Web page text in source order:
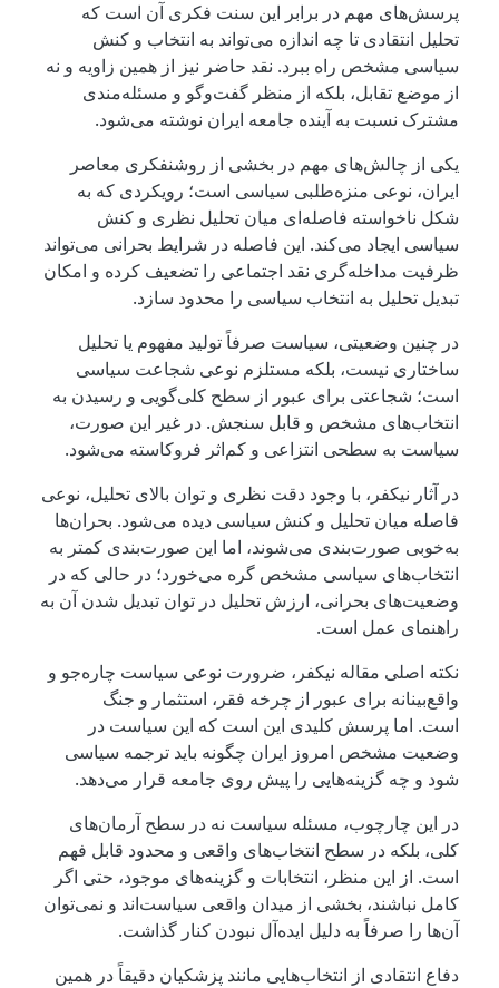
پرسش‌های مهم در برابر این سنت فکری آن است که
تحلیل انتقادی تا چه اندازه می‌تواند به انتخاب و کنش
سیاسی مشخص راه ببرد. نقد حاضر نیز از همین زاویه و نه
از موضع تقابل، بلکه از منظر گفت‌وگو و مسئله‌مندی
مشترک نسبت به آینده جامعه ایران نوشته می‌شود.
یکی از چالش‌های مهم در بخشی از روشنفکری معاصر
ایران، نوعی منزه‌طلبی سیاسی است؛ رویکردی که به
شکل ناخواسته فاصله‌ای میان تحلیل نظری و کنش
سیاسی ایجاد می‌کند. این فاصله در شرایط بحرانی می‌تواند
ظرفیت مداخله‌گری نقد اجتماعی را تضعیف کرده و امکان
تبدیل تحلیل به انتخاب سیاسی را محدود سازد.
در چنین وضعیتی، سیاست صرفاً تولید مفهوم یا تحلیل
ساختاری نیست، بلکه مستلزم نوعی شجاعت سیاسی
است؛ شجاعتی برای عبور از سطح کلی‌گویی و رسیدن به
انتخاب‌های مشخص و قابل سنجش. در غیر این صورت،
سیاست به سطحی انتزاعی و کم‌اثر فروکاسته می‌شود.
در آثار نیکفر، با وجود دقت نظری و توان بالای تحلیل، نوعی
فاصله میان تحلیل و کنش سیاسی دیده می‌شود. بحران‌ها
به‌خوبی صورت‌بندی می‌شوند، اما این صورت‌بندی کمتر به
انتخاب‌های سیاسی مشخص گره می‌خورد؛ در حالی که در
وضعیت‌های بحرانی، ارزش تحلیل در توان تبدیل شدن آن به
راهنمای عمل است.
نکته اصلی مقاله نیکفر، ضرورت نوعی سیاست چاره‌جو و
واقع‌بینانه برای عبور از چرخه فقر، استثمار و جنگ
است. اما پرسش کلیدی این است که این سیاست در
وضعیت مشخص امروز ایران چگونه باید ترجمه سیاسی
شود و چه گزینه‌هایی را پیش روی جامعه قرار می‌دهد.
در این چارچوب، مسئله سیاست نه در سطح آرمان‌های
کلی، بلکه در سطح انتخاب‌های واقعی و محدود قابل فهم
است. از این منظر، انتخابات و گزینه‌های موجود، حتی اگر
کامل نباشند، بخشی از میدان واقعی سیاست‌اند و نمی‌توان
آن‌ها را صرفاً به دلیل ایده‌آل نبودن کنار گذاشت.
دفاع انتقادی از انتخاب‌هایی مانند پزشکیان دقیقاً در همین